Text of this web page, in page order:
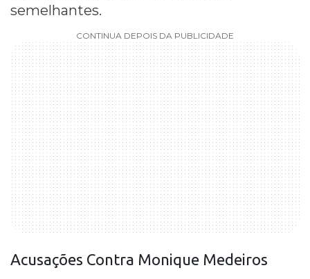
semelhantes.
CONTINUA DEPOIS DA PUBLICIDADE
Acusações Contra Monique Medeiros